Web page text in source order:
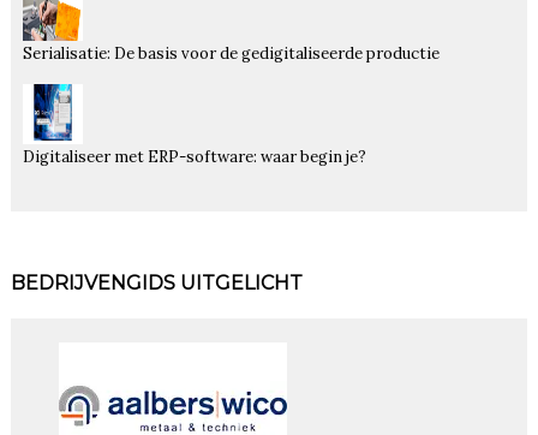
Serialisatie: De basis voor de gedigitaliseerde productie
Digitaliseer met ERP-software: waar begin je?
BEDRIJVENGIDS UITGELICHT